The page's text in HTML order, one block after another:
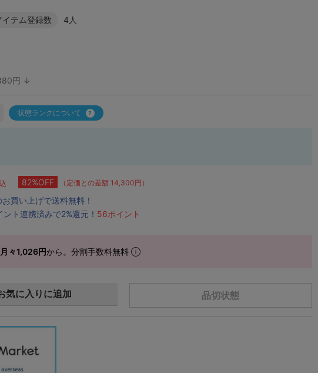
テム登録数 4人
円 ↓
状態ランクについて
82%OFF （定価との差額 14,300円）
買い上げで送料無料！
ト連携済みで2%還元！ 56ポイント
月々1,026円から。分割手数料無料
品切状態
気に入りに追加